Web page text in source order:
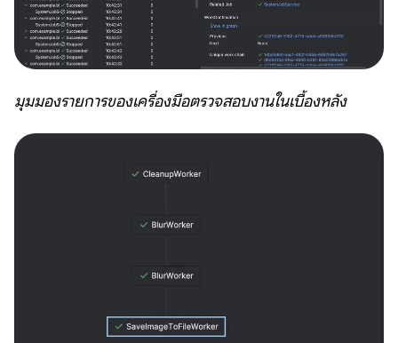
มุมมองรายการของเครื่องมือตรวจสอบงานในเบื้องหลัง